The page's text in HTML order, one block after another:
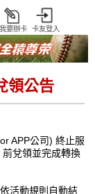
我要辦卡 卡友登入
領公告
APP公司) 終止服
兌領並完成轉換
活動規則自動結